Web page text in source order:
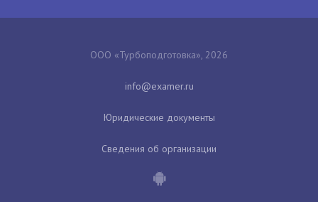
ООО «Турбоподготовка», 2026
Юридические документы
Сведения об организации